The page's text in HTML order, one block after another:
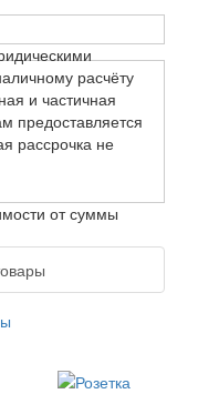
расчёту
и частичная
предоставляется
рассрочка не
от суммы